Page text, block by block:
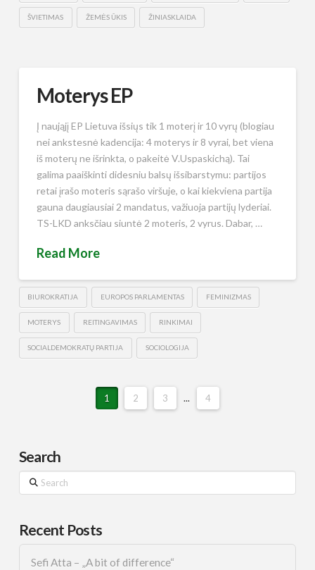
ŠVIETIMAS ŽEMĖS ŪKIS ŽINIASKLAIDA
Moterys EP
Į naująjį EP Lietuva išsiųs tik 1 moterį ir 10 vyrų (blogiau
nei ankstesnė kadencija: 4 moterys ir 8 vyrai, bet viena
iš moterų ne išrinkta, o pakeitė V.Uspaskichą). Tai
galima paaiškinti didesniu balsų išsibarstymu: partijos
retai įrašo moteris sąrašo viršuje, o kai kiekviena partija
gauna daugiausiai 2 mandatus, važiuoja partijų lyderiai.
TS-LKD anksčiau siuntė 2 moteris, 2 vyrus. Dabar, …
Read More
BIUROKRATIJA EUROPOS PARLAMENTAS FEMINIZMAS
MOTERYS REITINGAVIMAS RINKIMAI
SOCIALDEMOKRATŲ PARTIJA SOCIOLOGIJA
1 2 3 ... 4
Search
Search
Recent Posts
Sefi Atta – „A bit of difference“